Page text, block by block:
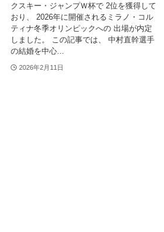
クスキー・ジャンプＷ杯で 2位を獲得して
おり、 2026年に開催されるミラノ・コル
ティナ冬季オリンピックへの 出場が内定
しました。 この記事では、 中村直幹選手
の結婚を中心...
2026年2月11日